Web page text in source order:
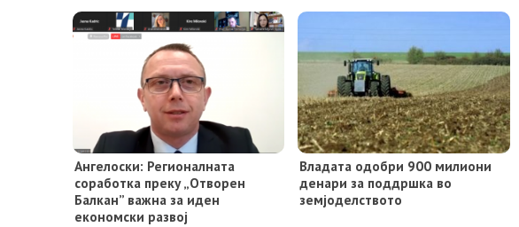
Ангелоски: Регионалната
соработка преку „Отворен
Балкан” важна за иден
економски развој
Владата одобри 900 милиони
денари за поддршка во
земјоделството